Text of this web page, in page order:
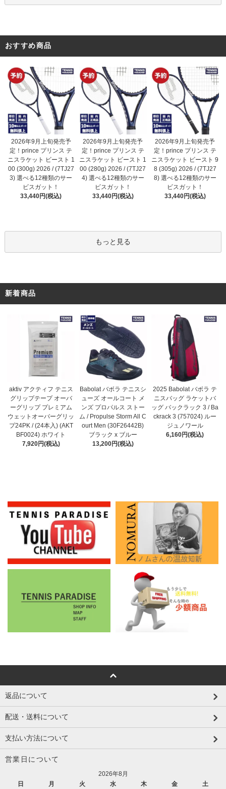
おすすめ商品
2026年9月上旬発売予
定！prince プリンス テ
ニスラケット ビースト 1
00 (300g) 2026 / (7TJ27
3) 選べる12種類のサー
ビスガット！
33,440円(税込)
2026年9月上旬発売予
定！prince プリンス テ
ニスラケット ビースト 1
00 (280g) 2026 / (7TJ27
4) 選べる12種類のサー
ビスガット！
33,440円(税込)
2026年9月上旬発売予
定！prince プリンス テ
ニスラケット ビースト 9
8 (305g) 2026 / (7TJ27
8) 選べる12種類のサー
ビスガット！
33,440円(税込)
もっと見る
新着商品
aktiv アクティフ テニス
グリップテープ オーバ
ーグリップ プレミアム
ウェットオーバーグリッ
プ24PK / (24本入) (AKT
BF0024) ホワイト
7,920円(税込)
Babolat バボラ テニスシ
ューズ オールコート メ
ンズ プロパルス ストー
ム / Propulse Storm All C
ourt Men (30F26442B)
ブラック x ブルー
13,200円(税込)
2025 Babolat バボラ テ
ニスバッグ ラケットバ
ッグ バックラック 3 / Ba
ckrack 3 (757024) ルー
ジュノワール
6,160円(税込)
返品について
配送・送料について
支払い方法について
営業日について
2026年8月
日
月 火 水 木 金
土